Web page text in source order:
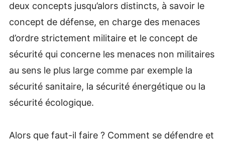
deux concepts jusqu’alors distincts, à savoir le
concept de défense, en charge des menaces
d’ordre strictement militaire et le concept de
sécurité qui concerne les menaces non militaires
au sens le plus large comme par exemple la
sécurité sanitaire, la sécurité énergétique ou la
sécurité écologique.
Alors que faut-il faire ? Comment se défendre et